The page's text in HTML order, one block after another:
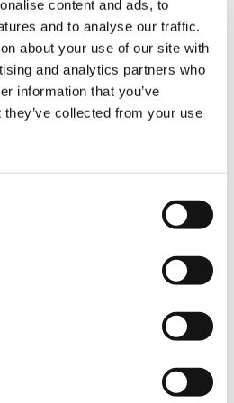
content and ads, to
and to analyse our traffic.
about your use of our site with
and analytics partners who
information that you’ve
collected from your use
Meter Ausleger und 450
gerüstet; der
in SSL-Konfiguration mit
und 325 Tonnen
Das 500-Tonnen-
verfuhren beide
Arbeitsradius von 50
von sieben Metern; das
Plattform mit
Supervisoren und
Last alleine mit dem CC
brauchten“,